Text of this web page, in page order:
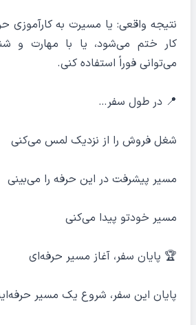
نتیجه واقعی: یا مسیرت به کارآموزی
کار ختم می‌شود، یا با مهارت و
می‌توانی فوراً استفاده کنی.
📍 در طول سفر…
شغل فروش را از نزدیک لمس می‌کنی
مسیر پیشرفت در این حرفه را می‌بینی
مسیر خودتو پیدا می‌کنی
🏆 پایان سفر، آغاز مسیر حرفه‌ای
پایان این سفر، شروع یک مسیر